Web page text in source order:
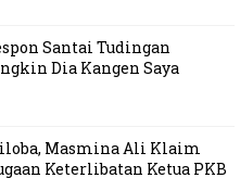
Santai Tudingan
Dia Kangen Saya
Masmina Ali Klaim
Keterlibatan Ketua PKB